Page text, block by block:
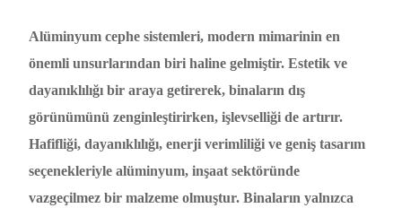
Alüminyum cephe sistemleri, modern mimarinin en
önemli unsurlarından biri haline gelmiştir. Estetik ve
dayanıklılığı bir araya getirerek, binaların dış
görünümünü zenginleştirirken, işlevselliği de artırır.
Hafifliği, dayanıklılığı, enerji verimliliği ve geniş tasarım
seçenekleriyle alüminyum, inşaat sektöründe
vazgeçilmez bir malzeme olmuştur. Binaların yalnızca